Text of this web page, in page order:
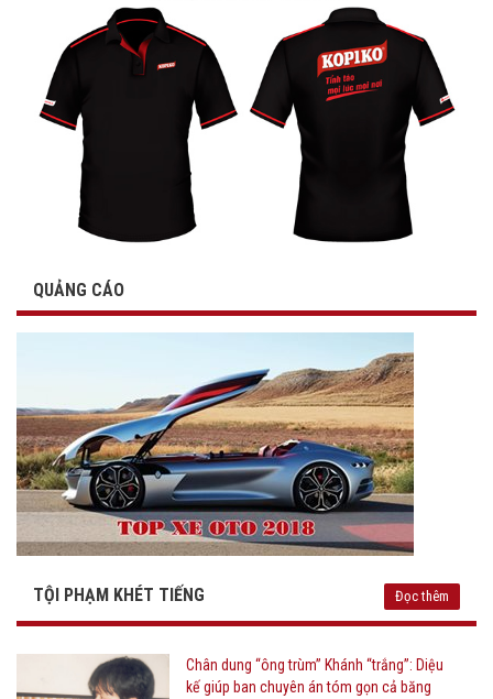
QUẢNG CÁO
TỘI PHẠM KHÉT TIẾNG Đọc thêm
Chân dung “ông trùm” Khánh “trắng”: Diệu
kế giúp ban chuyên án tóm gọn cả băng